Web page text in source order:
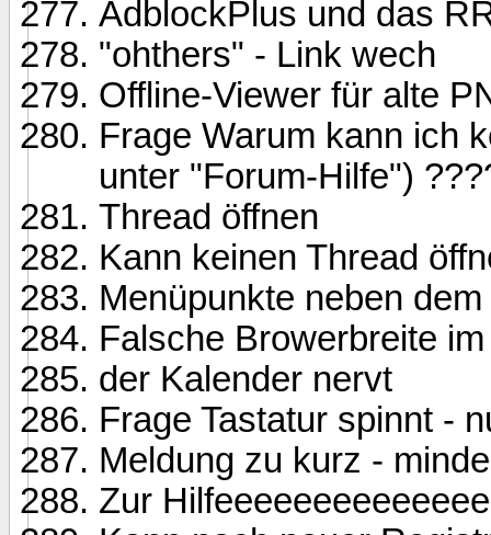
AdblockPlus und das
"ohthers" - Link wech
Offline-Viewer für alte
Frage Warum kann ich
unter "Forum-Hilfe")
Thread öffnen
Kann keinen Thread
Menüpunkte neben
Falsche Browerbreite
der Kalender nervt
Frage Tastatur spinnt -
Meldung zu kurz -
Zur